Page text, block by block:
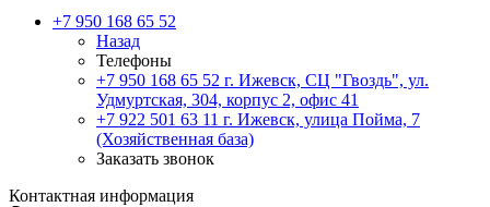
+7 950 168 65 52
Назад
Телефоны
+7 950 168 65 52 г. Ижевск, СЦ "Гвоздь", ул.
Удмуртская, 304, корпус 2, офис 41
+7 922 501 63 11 г. Ижевск, улица Пойма, 7
(Хозяйственная база)
Заказать звонок
Контактная информация